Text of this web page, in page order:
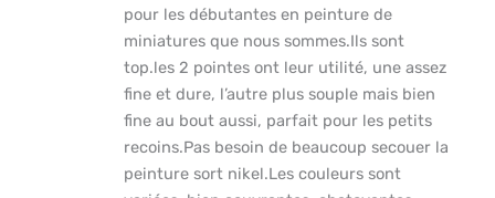
pour les débutantes en peinture de
miniatures que nous sommes.Ils sont
top.les 2 pointes ont leur utilité, une assez
fine et dure, l’autre plus souple mais bien
fine au bout aussi, parfait pour les petits
recoins.Pas besoin de beaucoup secouer la
peinture sort nikel.Les couleurs sont